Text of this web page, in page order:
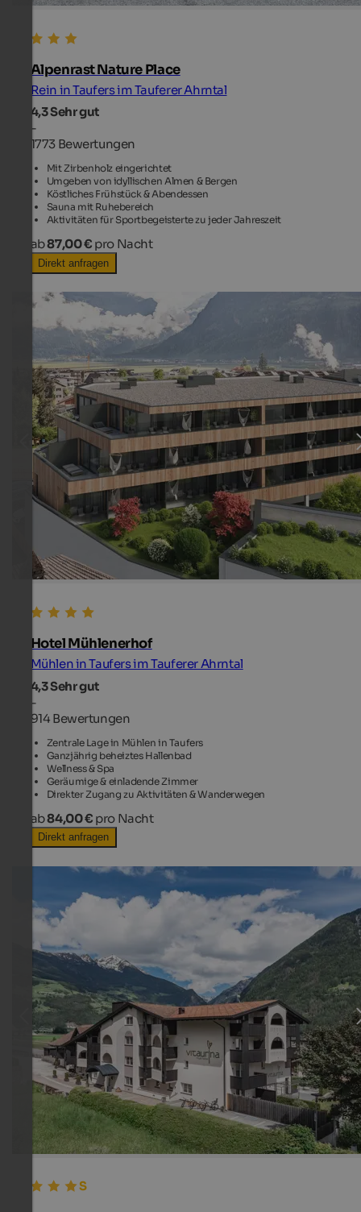
Alpenrast Nature Place
Rein in Taufers im Tauferer Ahrntal
4,3Sehr gut
-
1773 Bewertungen
Mit Zirbenholz eingerichtet
Umgeben von idyllischen Almen & Bergen
Köstliches Frühstück & Abendessen
Sauna mit Ruhebereich
Aktivitäten für Sportbegeisterte zu jeder Jahreszeit
ab87,00 € pro Nacht
Direkt anfragen
Hotel Mühlenerhof
Mühlen in Taufers im Tauferer Ahrntal
4,3Sehr gut
-
914 Bewertungen
Zentrale Lage in Mühlen in Taufers
Ganzjährig beheiztes Hallenbad
Wellness & Spa
Geräumige & einladende Zimmer
Direkter Zugang zu Aktivitäten & Wanderwegen
ab84,00 € pro Nacht
Direkt anfragen